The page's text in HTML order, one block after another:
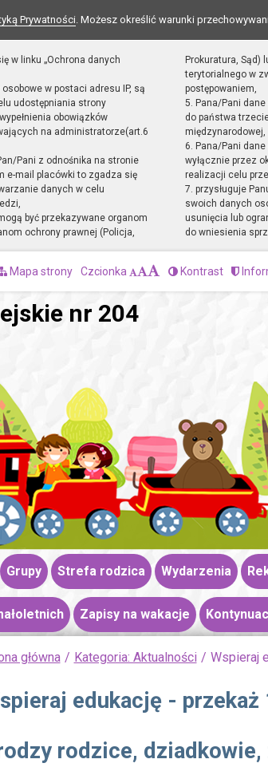
Prywatności. Możesz określić warunki
w linku „Ochrona danych
w postaci adresu IP, są
udostępniania strony
obowiązków
na administratorze(art.6
Pani z odnośnika na stronie
e-mail placówki to zgadza się
danych w celu
być przekazywane organom
ochrony prawnej (Policja,
Prokuratura, Sąd)
terytorialnego w
postępowaniem,
5. Pana/Pani
do państwa
międzynarodowej,
6. Pana/Pani
wyłącznie przez
realizacji celu
7. przysługuje
swoich danych
usunięcia lub
do wniesienia
Mapa strony Czcionka Kontrast
nr 204
Grupy Strefa rodzica Wydarzenia
Zapisy na wakacje
główna Kategoria: Aktualności Wspieraj
edukację - przekaż
rodzice, dziadkowie,